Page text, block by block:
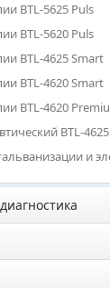
BTL-5625 Puls
BTL-5620 Puls
BTL-4625 Smart
BTL-4620 Smart
BTL-4620
BTL-
и